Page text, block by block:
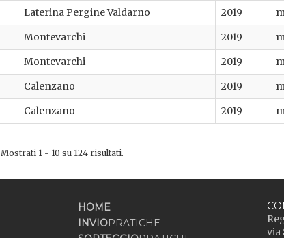
Laterina Pergine Valdarno 2019
Montevarchi 2019
Montevarchi 2019
Calenzano 2019
Calenzano 2019
Mostrati 1 - 10 su 124 risultati.
HOME
INVIOPRATICHE
via